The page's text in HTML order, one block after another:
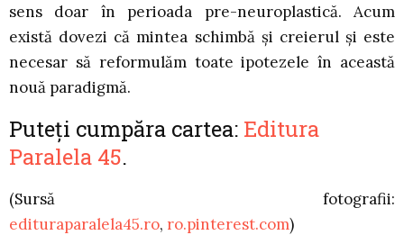
sens doar în perioada pre-neuroplastică. Acum
există dovezi că mintea schimbă și creierul și este
necesar să reformulăm toate ipotezele în această
nouă paradigmă.
Puteți cumpăra cartea: Editura
Paralela 45.
(Sursă fotografii:
edituraparalela45.ro, ro.pinterest.com)